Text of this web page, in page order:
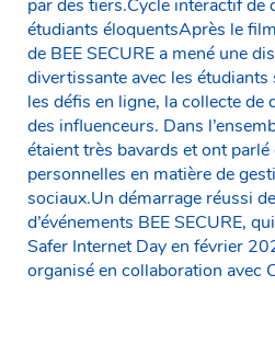
par des tiers.Cycle interactif de
étudiants éloquentsAprès le
de BEE SECURE a mené une
divertissante avec les
les défis en ligne, la collecte de
des influenceurs. Dans
étaient très bavards et ont
personnelles en matière de
sociaux.Un démarrage réussi
d’événements BEE SECURE,
Safer Internet Day en février
organisé en collaboration avec